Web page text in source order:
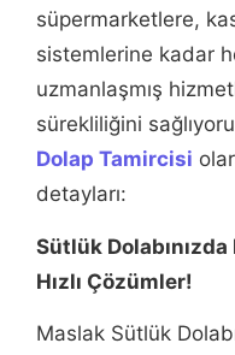
süpermarketlere,
sistemlerine kadar
uzmanlaşmış
sürekliliğini
Dolap Tamircisi
detayları:
Sütlük
Hızlı Çözümler!
Maslak Sütlük